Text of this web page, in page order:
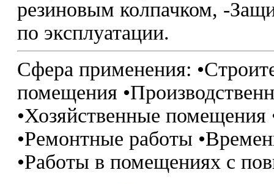
резиновым колпачком, -
по эксплуатации.
Сфера применения:
помещения
•Хозяйственные
•Ремонтные работы
•Работы в помещениях с